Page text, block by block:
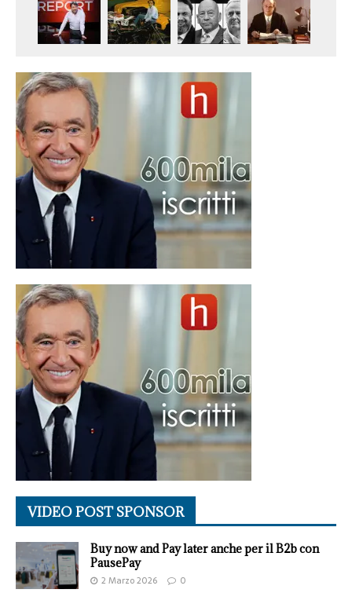
VIDEO POST SPONSOR
Buy now and Pay later anche per il B2b con
PausePay
2 Marzo 2026 0